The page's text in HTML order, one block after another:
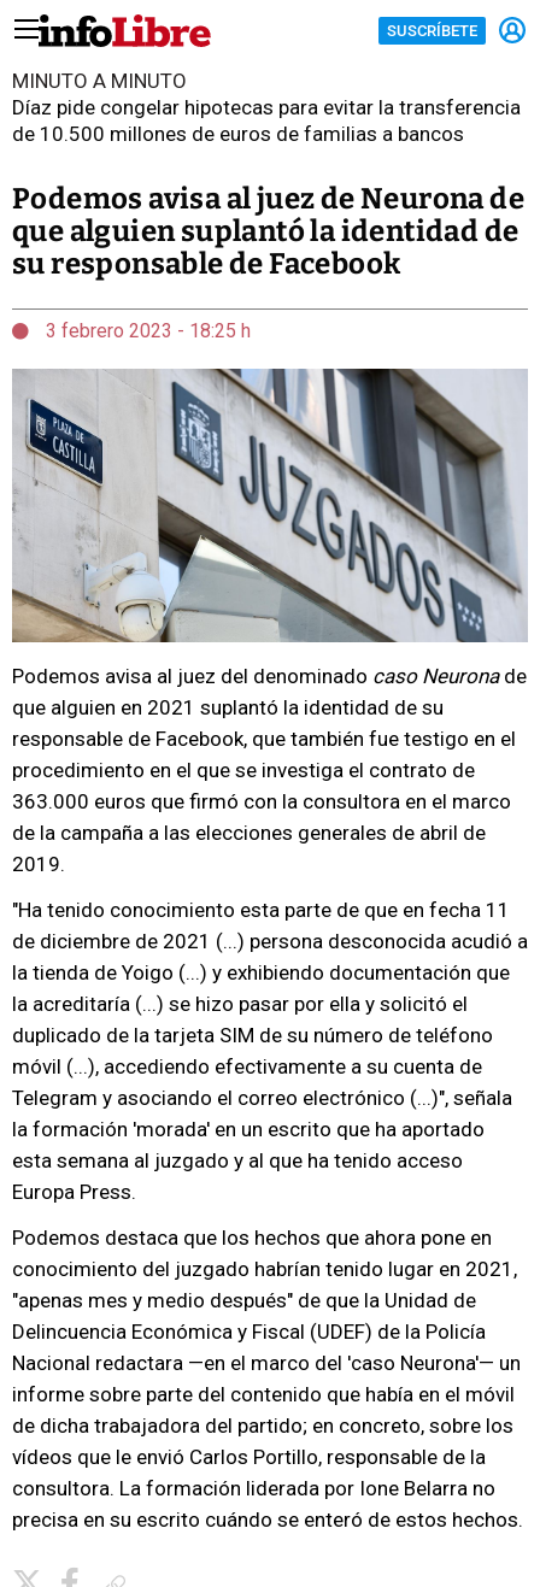
SUSCRÍBETE
MINUTO A MINUTO
Díaz pide congelar hipotecas para evitar la transferencia
de 10.500 millones de euros de familias a bancos
Podemos avisa al juez de Neurona de
que alguien suplantó la identidad de
su responsable de Facebook
3 febrero 2023 - 18:25 h
Podemos avisa al juez del denominado caso Neurona de
que alguien en 2021 suplantó la identidad de su
responsable de Facebook, que también fue testigo en el
procedimiento en el que se investiga el contrato de
363.000 euros que firmó con la consultora en el marco
de la campaña a las elecciones generales de abril de
2019.
"Ha tenido conocimiento esta parte de que en fecha 11
de diciembre de 2021 (...) persona desconocida acudió a
la tienda de Yoigo (...) y exhibiendo documentación que
la acreditaría (...) se hizo pasar por ella y solicitó el
duplicado de la tarjeta SIM de su número de teléfono
móvil (...), accediendo efectivamente a su cuenta de
Telegram y asociando el correo electrónico (...)", señala
la formación 'morada' en un escrito que ha aportado
esta semana al juzgado y al que ha tenido acceso
Europa Press.
Podemos destaca que los hechos que ahora pone en
conocimiento del juzgado habrían tenido lugar en 2021,
"apenas mes y medio después" de que la Unidad de
Delincuencia Económica y Fiscal (UDEF) de la Policía
Nacional redactara —en el marco del 'caso Neurona'— un
informe sobre parte del contenido que había en el móvil
de dicha trabajadora del partido; en concreto, sobre los
vídeos que le envió Carlos Portillo, responsable de la
consultora. La formación liderada por Ione Belarra no
precisa en su escrito cuándo se enteró de estos hechos.